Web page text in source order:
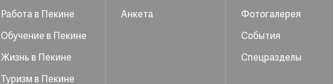
Работа в Пекине
Обучение в Пекине
Жизнь в Пекине
Туризм в Пекине
Анкета
Фотогалерея
События
Спецразделы